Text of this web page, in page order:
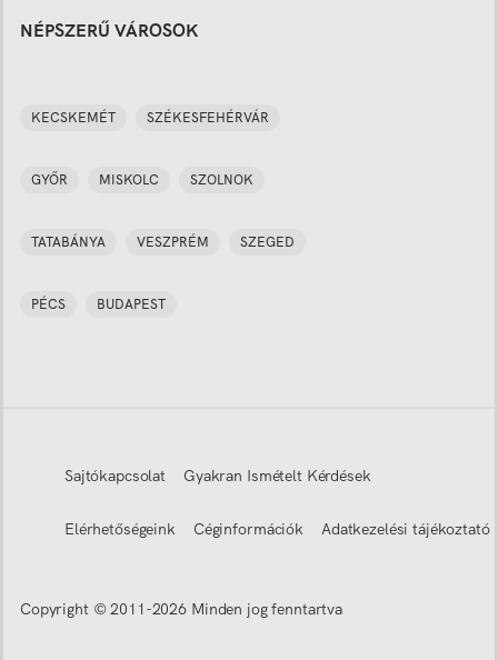
NÉPSZERŰ VÁROSOK
KECSKEMÉT SZÉKESFEHÉRVÁR
GYŐR MISKOLC SZOLNOK
TATABÁNYA VESZPRÉM SZEGED
PÉCS BUDAPEST
Sajtókapcsolat Gyakran Ismételt Kérdések
Elérhetőségeink Céginformációk Adatkezelési tájékoztató
Copyright © 2011-2026 Minden jog fenntartva